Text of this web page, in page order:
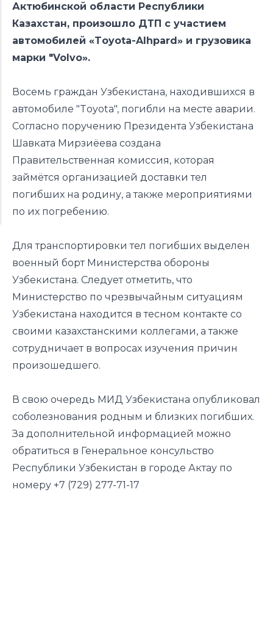
Актюбинской области Республики
Казахстан, произошло ДТП с участием
автомобилей «Tоyota-Alhpard» и грузовика
марки "Volvo».
Восемь граждан Узбекистана, находившихся в
автомобиле "Tоyota", погибли на месте аварии.
Согласно поручению Президента Узбекистана
Шавката Мирзиёева создана
Правительственная комиссия, которая
займётся организацией доставки тел
погибших на родину, а также мероприятиями
по их погребению.
Для транспортировки тел погибших выделен
военный борт Министерства обороны
Узбекистана. Следует отметить, что
Министерство по чрезвычайным ситуациям
Узбекистана находится в тесном контакте со
своими казахстанскими коллегами, а также
сотрудничает в вопросах изучения причин
произошедшего.
В свою очередь МИД Узбекистана опубликовал
соболезнования родным и близких погибших.
За дополнительной информацией можно
обратиться в Генеральное консульство
Республики Узбекистан в городе Актау по
номеру +7 (729) 277-71-17